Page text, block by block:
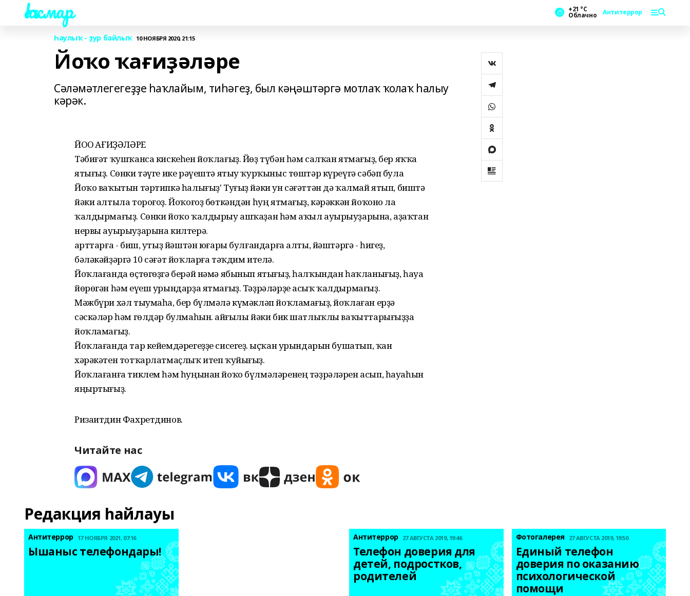
Һаҡмар +21 °С
Облачно Антитеррор
Һаулыҡ - ҙур байлыҡ 10 НОЯБРЯ 2020, 21:15
Йоҡо ҡағиҙәләре
Сәләмәтлегегеҙҙе һаҡлайым, тиһәгеҙ, был кәңәштәргә мотлаҡ ҡолаҡ һалыу
кәрәк.
ЙОҠО ҠАҒИҘӘЛӘРЕ
Тәбиғәт ҡушҡанса кискеһен йоҡлағыҙ. Йөҙ түбән һәм салҡан ятмағыҙ, бер яҡҡа
ятығыҙ. Сөнки тәүге ике рәүештә ятыу ҡурҡыныс төштәр күреүгә сәбәп була
Йоҡо ваҡытын тәртипкә һалығыҙ' Туғыҙ йәки ун сәғәттән дә ҡалмай ятып, биштә
йәки алтыла тороғоҙ. Йоҡоғоҙ бөткәндән һуң ятмағыҙ, кәрәккән йоҡоно ла
ҡалдырмағыҙ. Сөнки йоҡо ҡалдырыу ашҡаҙан һәм аҡыл ауырыуҙарына, аҙаҡтан
нервы ауырыуҙарына килтерә.
Ҡарттарға - биш, утыҙ йәштән юғары булғандарға алты, йәштәргә - һигеҙ,
бәләкәйҙәргә 10 сәғәт йоҡларға тәҡдим ителә.
Йоҡлағанда өҫтөгөҙгә берәй нәмә ябынып ятығыҙ, һалҡындан һаҡланығыҙ, һауа
йөрөгән һәм еүеш урындарҙа ятмағыҙ. Тәҙрәләрҙе асыҡ ҡалдырмағыҙ.
Мәжбүри хәл тыумаһа, бер бүлмәлә күмәкләп йоҡламағыҙ, йоҡлаған ерҙә
сәскәләр һәм гөлдәр булмаһын. Ҡайғылы йәки бик шатлыҡлы ваҡыттарығыҙҙа
йоҡламағыҙ.
Йоҡлағанда тар кейемдәрегеҙҙе сисегеҙ. Ҡыҫҡан урындарын бушатып, ҡан
хәрәкәтен тотҡарлатмаҫлыҡ итеп ҡуйығыҙ.
Йоҡлағанға тиклем һәм һуңынан йоҡо бүлмәләренең тәҙрәләрен асып, һауаһын
яңыртығыҙ.
Ризаитдин Фахретдинов.
Читайте нас
Редакция һайлауы
Антитеррор 17 НОЯБРЯ 2021, 07:16
Ышаныс телефондары!
Антитеррор 27 АВГУСТА 2019, 19:46
Телефон доверия для
детей, подростков,
родителей
Фотогалерея 27 АВГУСТА 2019, 19:50
Единый телефон
доверия по оказанию
психологической
помощи